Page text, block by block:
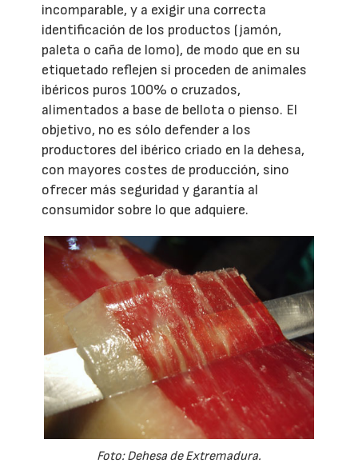
incomparable, y a exigir una correcta
identificación de los productos (jamón,
paleta o caña de lomo), de modo que en su
etiquetado reflejen si proceden de animales
ibéricos puros 100% o cruzados,
alimentados a base de bellota o pienso. El
objetivo, no es sólo defender a los
productores del ibérico criado en la dehesa,
con mayores costes de producción, sino
ofrecer más seguridad y garantía al
consumidor sobre lo que adquiere.
Foto: Dehesa de Extremadura.